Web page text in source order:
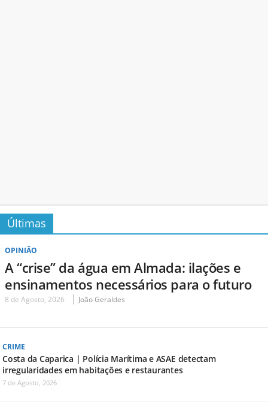
Últimas
OPINIÃO
A “crise” da água em Almada: ilações e
ensinamentos necessários para o futuro
8 de Agosto, 2026 João Geraldes
CRIME
Costa da Caparica | Polícia Marítima e ASAE detectam
irregularidades em habitações e restaurantes
7 de Agosto, 2026